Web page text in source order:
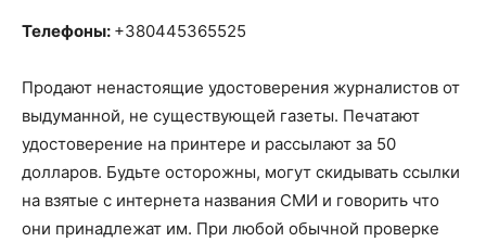
Телефоны: +380445365525
Продают ненастоящие удостоверения журналистов от
выдуманной, не существующей газеты. Печатают
удостоверение на принтере и рассылают за 50
долларов. Будьте осторожны, могут скидывать ссылки
на взятые с интернета названия СМИ и говорить что
они принадлежат им. При любой обычной проверке